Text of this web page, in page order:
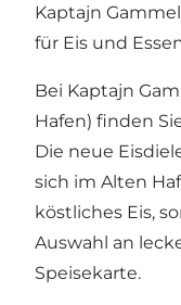
Kaptajn
für Eis und
Bei Kaptajn
Hafen) finden
Die neue
sich im Alten
köstliches Eis,
Auswahl an
Speisekarte.